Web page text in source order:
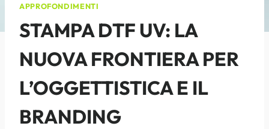
APPROFONDIMENTI
STAMPA DTF UV: LA
NUOVA FRONTIERA PER
L’OGGETTISTICA E IL
BRANDING